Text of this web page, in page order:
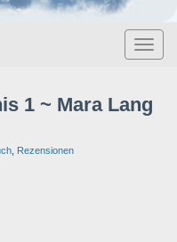
1 ~ Mara Lang
Rezensionen